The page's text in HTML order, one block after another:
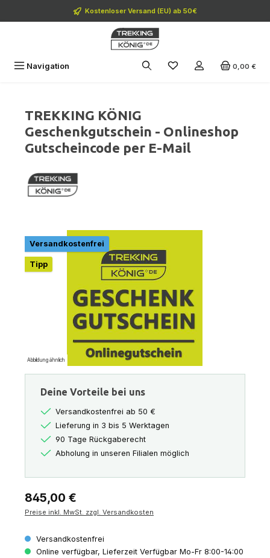
Zum Hauptinhalt springenKostenloser Versand (EU) ab 50€
Navigation 0,00 €
TREKKING KÖNIG
Geschenkgutschein - Onlineshop
Gutscheincode per E-Mail
Bildergalerie überspringen
Versandkostenfrei
Tipp
Abbildung ähnlich
Deine Vorteile bei uns
Versandkostenfrei ab 50 €
Lieferung in 3 bis 5 Werktagen
90 Tage Rückgaberecht
Abholung in unseren Filialen möglich
Regulärer Preis:
845,00 €
Preise inkl. MwSt. zzgl. Versandkosten
Versandkostenfrei
Online verfügbar, Lieferzeit Verfügbar Mo-Fr 8:00-14:00